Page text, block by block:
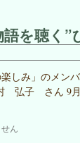
を聴く”
しみ」のメン
弘子 さん 9
ん